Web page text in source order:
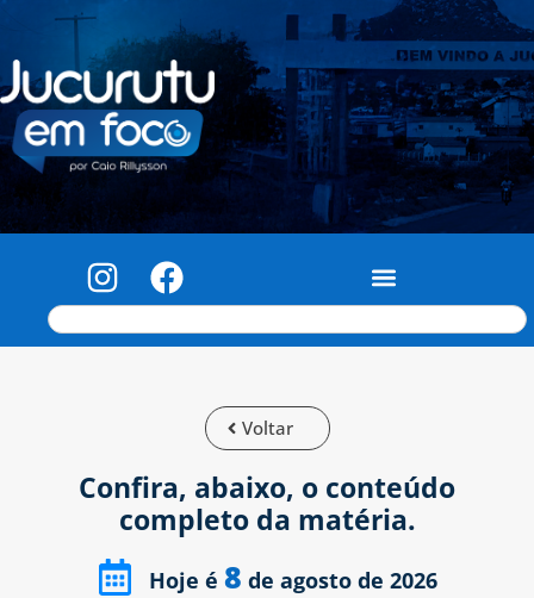
Voltar
Confira, abaixo, o conteúdo
completo da matéria.
Hoje é 8 de agosto de 2026